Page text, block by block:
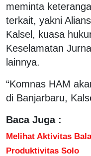
meminta
terkait, yakni
Kalsel, kuasa
Keselamatan
lainnya.
“Komnas HAM
di Banjarbaru,
Baca Juga :
Melihat Aktivitas
Produktivitas Solo